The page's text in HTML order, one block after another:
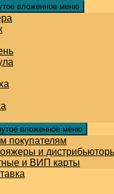
вложенное меню
вложенное меню
покупателям
и
и ВИП карты